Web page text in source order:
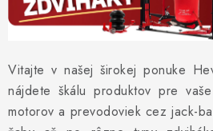
NÁRADIE
PROFI PORADŇA
Vitajte v našej širokej ponuke
nájdete škálu produktov pre
motorov a prevodoviek cez jack-